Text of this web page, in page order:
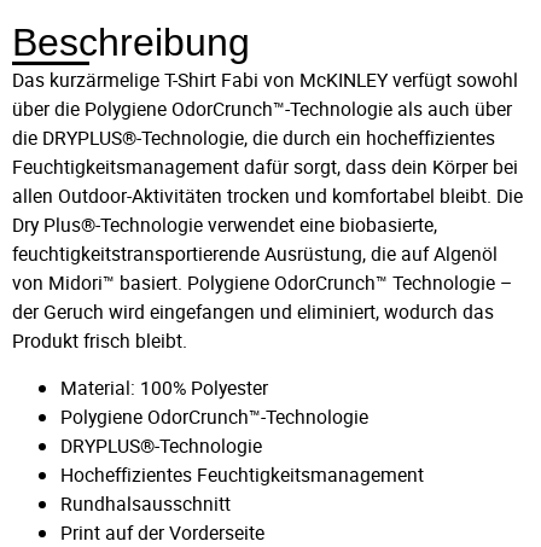
Beschreibung
Das kurzärmelige T-Shirt Fabi von McKINLEY verfügt sowohl
über die Polygiene OdorCrunch™-Technologie als auch über
die DRYPLUS®-Technologie, die durch ein hocheffizientes
Feuchtigkeitsmanagement dafür sorgt, dass dein Körper bei
allen Outdoor-Aktivitäten trocken und komfortabel bleibt. Die
Dry Plus®-Technologie verwendet eine biobasierte,
feuchtigkeitstransportierende Ausrüstung, die auf Algenöl
von Midori™ basiert. Polygiene OdorCrunch™ Technologie –
der Geruch wird eingefangen und eliminiert, wodurch das
Produkt frisch bleibt.
Material: 100% Polyester
Polygiene OdorCrunch™-Technologie
DRYPLUS®-Technologie
Hocheffizientes Feuchtigkeitsmanagement
Rundhalsausschnitt
Print auf der Vorderseite